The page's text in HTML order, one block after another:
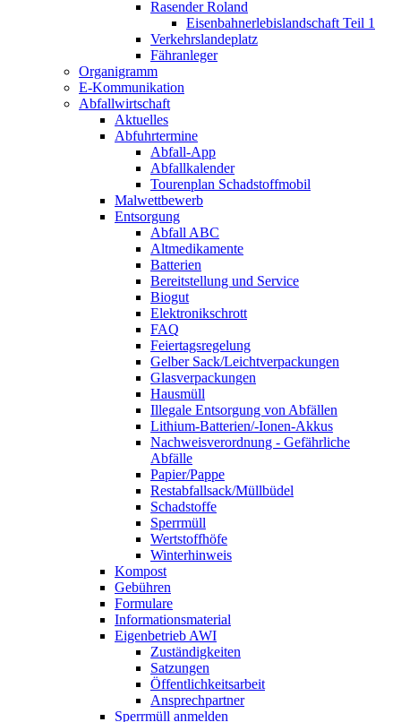
Rasender Roland
Eisenbahnerlebis­landschaft Teil 1
Verkehrslandeplatz
Fähranleger
Organigramm
E-Kommunikation
Abfallwirtschaft
Aktuelles
Abfuhrtermine
Abfall-App
Abfallkalender
Tourenplan Schadstoffmobil
Malwettbewerb
Entsorgung
Abfall ABC
Altmedikamente
Batterien
Bereitstellung und Service
Biogut
Elektronikschrott
FAQ
Feiertagsregelung
Gelber Sack/Leichtverpackungen
Glasverpackungen
Hausmüll
Illegale Entsorgung von Abfällen
Lithium-Batterien/-Ionen-Akkus
Nachweisverordnung - Gefährliche
Abfälle
Papier/Pappe
Restabfallsack/Müllbüdel
Schadstoffe
Sperrmüll
Wertstoffhöfe
Winterhinweis
Kompost
Gebühren
Formulare
Informationsmaterial
Eigenbetrieb AWI
Zuständigkeiten
Satzungen
Öffentlichkeitsarbeit
Ansprechpartner
Sperrmüll anmelden